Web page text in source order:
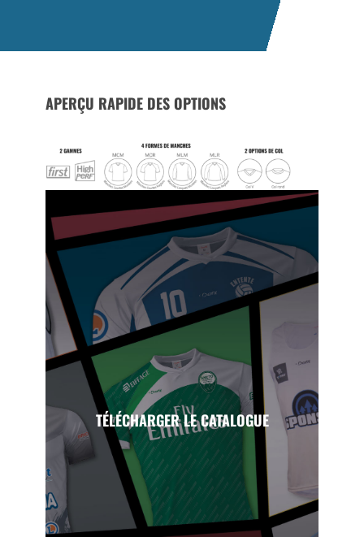
APERÇU RAPIDE DES OPTIONS
TÉLÉCHARGER LE CATALOGUE